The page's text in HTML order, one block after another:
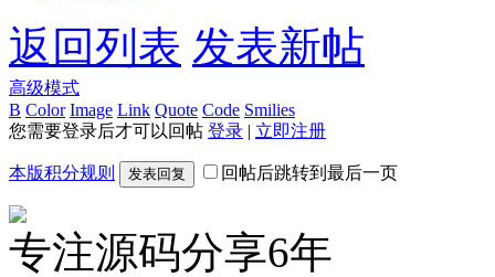
返回列表 发表新帖
高级模式
B Color Image Link Quote Code Smilies
您需要登录后才可以回帖 登录 | 立即注册
本版积分规则 发表回复 回帖后跳转到最后一页
专注源码分享6年